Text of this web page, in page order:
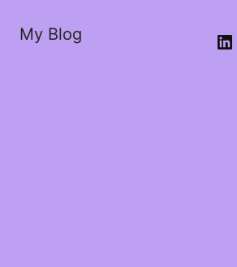
My Blog